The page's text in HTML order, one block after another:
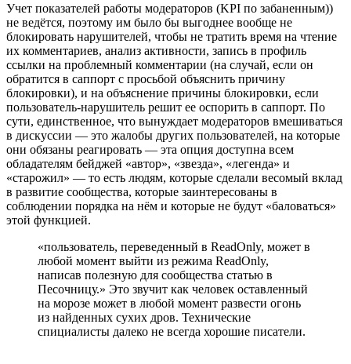
Учет показателей работы модераторов (KPI по забаненным))
не ведётся, поэтому им было бы выгоднее вообще не
блокировать нарушителей, чтобы не тратить время на чтение
их комментариев, анализ активности, запись в профиль
ссылки на проблемный комментарии (на случай, если он
обратится в саппорт с просьбой объяснить причину
блокировки), и на объяснение причины блокировки, если
пользователь-нарушитель решит ее оспорить в саппорт. По
сути, единственное, что вынуждает модераторов вмешиваться
в дискуссии — это жалобы других пользователей, на которые
они обязаны реагировать — эта опция доступна всем
обладателям бейджей «автор», «звезда», «легенда» и
«старожил» — то есть людям, которые сделали весомый вклад
в развитие сообщества, которые заинтересованы в
соблюдении порядка на нём и которые не будут «баловаться»
этой функцией.
«пользователь, переведенный в ReadOnly, может в
любой момент выйти из режима ReadOnly,
написав полезную для сообщества статью в
Песочницу.» Это звучит как человек оставленный
на морозе может в любой момент развести огонь
из найденных сухих дров. Технические
спициалисты далеко не всегда хорошие писатели.